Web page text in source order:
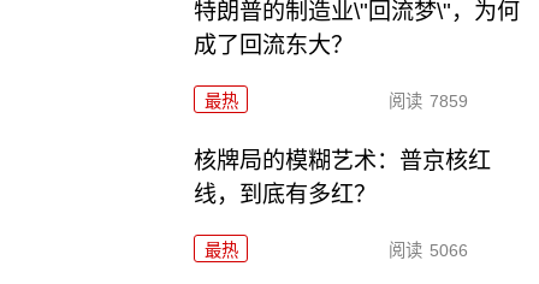
特朗普的制造业\"回流梦\"，为何
成了回流东大？
最热 阅读 7859
核牌局的模糊艺术：普京核红
线，到底有多红？
最热 阅读 5066